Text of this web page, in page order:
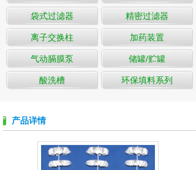
产品详情
袋式过滤器 精密过滤器
离子交换柱 加药装置
气动膈膜泵 储罐/贮罐
酸洗槽 环保填料系列